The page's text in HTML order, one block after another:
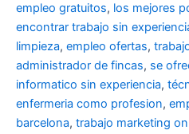
empleo gratuitos, los mejores
encontrar trabajo sin
limpieza, empleo ofertas,
administrador de fincas, se
informatico sin experiencia,
enfermeria como profesion,
barcelona, trabajo marketing